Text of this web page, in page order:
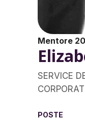
Mentore
SERVICE
POSTE